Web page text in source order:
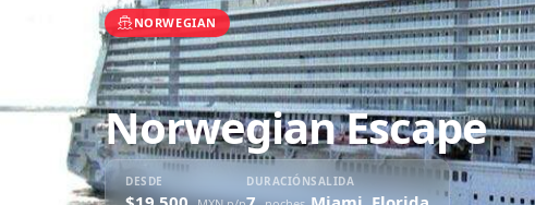
NORWEGIAN
Norwegian Escape
DESDE DURACIÓNSALIDA